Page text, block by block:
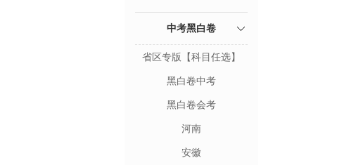
中考黑白卷
省区专版【科目任选】
黑白卷中考
黑白卷会考
河南
安徽